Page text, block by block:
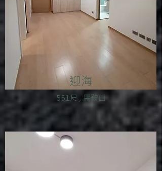
迎海
551尺 , 馬鞍山